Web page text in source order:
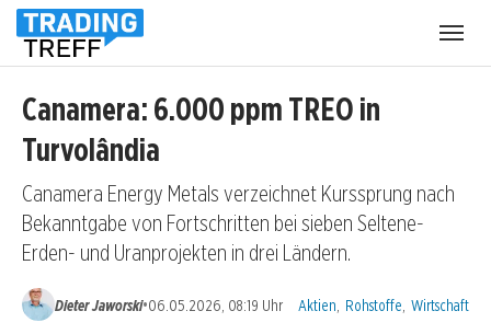
Canamera: 6.000 ppm TREO in
Turvolândia
Canamera Energy Metals verzeichnet Kurssprung nach
Bekanntgabe von Fortschritten bei sieben Seltene-
Erden- und Uranprojekten in drei Ländern.
Dieter Jaworski•06.05.2026, 08:19 Uhr Kategorien:
Aktien Rohstoffe Wirtschaft